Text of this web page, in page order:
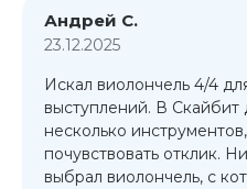
Андрей С.
23.12.2025
Искал виолончель 4/4
выступлений. В Скайбит
несколько
почувствовать отклик.
выбрал виолончель, с